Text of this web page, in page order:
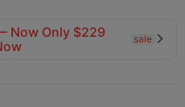
Now Only $229
sale 